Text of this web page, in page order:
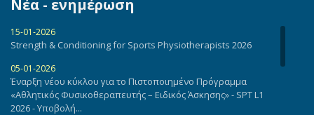
Νέα - ενημέρωση
15-01-2026
Strength & Conditioning for Sports Physiotherapists 2026
05-01-2026
Έναρξη νέου κύκλου για το Πιστοποιημένο Πρόγραμμα
«Αθλητικός Φυσικοθεραπευτής – Ειδικός Άσκησης» - SPT L1
2026 - Υποβολή...